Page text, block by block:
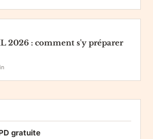
2026 : comment s'y préparer
gratuite